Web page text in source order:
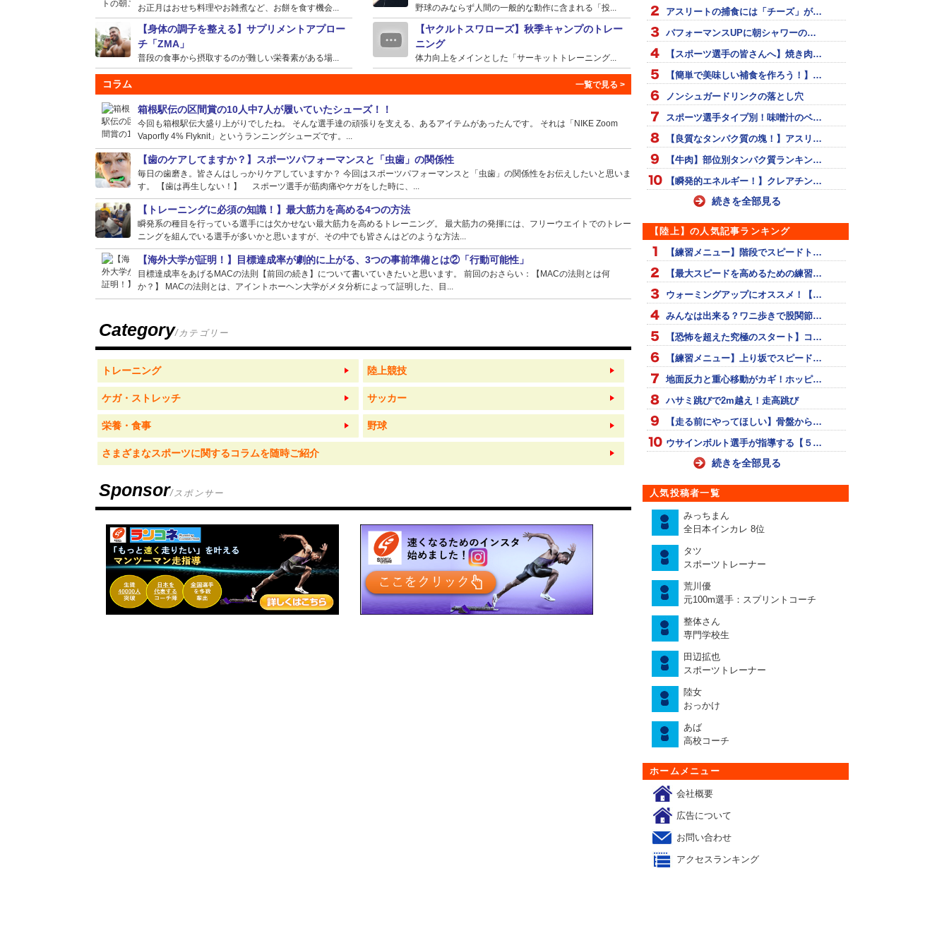
お正月はおせち料理やお雑煮など、お餅を食す機会...
【身体の調子を整える】サプリメントアプロー
チ「ZMA」
普段の食事から摂取するのが難しい栄養素がある場...
野球のみならず人間の一般的な動作に含まれる「投...
【ヤクルトスワローズ】秋季キャンプのトレー
ニング
体力向上をメインとした「サーキットトレーニング...
コラム
箱根駅伝の区間賞の10人中7人が履いていたシューズ！！
今回も箱根駅伝大盛り上がりでしたね。 そんな選手達の頑張りを支える、あるアイテムがあったんです。 それは「NIKE Zoom
Vaporfly 4% Flyknit」というランニングシューズです。...
【歯のケアしてますか？】スポーツパフォーマンスと「虫歯」の関係性
毎日の歯磨き。皆さんはしっかりケアしていますか？ 今回はスポーツパフォーマンスと「虫歯」の関係性をお伝えしたいと思いま
す。 【歯は再生しない！】 スポーツ選手が筋肉痛やケガをした時に、...
【トレーニングに必須の知識！】最大筋力を高める4つの方法
瞬発系の種目を行っている選手には欠かせない最大筋力を高めるトレーニング。 最大筋力の発揮には、フリーウエイトでのトレー
ニングを組んでいる選手が多いかと思いますが、その中でも皆さんはどのような方法...
【海外大学が証明！】目標達成率が劇的に上がる、3つの事前準備とは②「行動可能性」
目標達成率をあげるMACの法則【前回の続き】について書いていきたいと思います。 前回のおさらい：【MACの法則とは何
か？】 MACの法則とは、アイントホーヘン大学がメタ分析によって証明した、目...
Category/カテゴリー
トレーニング 陸上競技
ケガ・ストレッチ サッカー
栄養・食事 野球
さまざまなスポーツに関するコラムを随時ご紹介
Sponsor/スポンサー
アスリートの捕食には「チーズ」が…
パフォーマンスUPに朝シャワーの…
【スポーツ選手の皆さんへ】焼き肉…
【簡単で美味しい補食を作ろう！】…
ノンシュガードリンクの落とし穴
スポーツ選手タイプ別！味噌汁のベ…
【良質なタンパク質の塊！】アスリ…
【牛肉】部位別タンパク質ランキン…
【瞬発的エネルギー！】クレアチン…
続きを全部見る
【陸上】の人気記事ランキング
【練習メニュー】階段でスピードト…
【最大スピードを高めるための練習…
ウォーミングアップにオススメ！【…
みんなは出来る？ワニ歩きで股関節…
【恐怖を超えた究極のスタート】コ…
【練習メニュー】上り坂でスピード…
地面反力と重心移動がカギ！ホッピ…
ハサミ跳びで2m越え！走高跳び
【走る前にやってほしい】骨盤から…
ウサインボルト選手が指導する【５…
続きを全部見る
人気投稿者一覧
みっちまん
全日本インカレ 8位
タツ
スポーツトレーナー
荒川優
元100m選手：スプリントコーチ
整体さん
専門学校生
田辺拡也
スポーツトレーナー
陸女
おっかけ
あば
高校コーチ
ホームメニュー
会社概要
広告について
お問い合わせ
アクセスランキング